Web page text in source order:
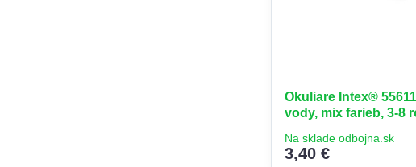
Okuliare Intex®
vody, mix farieb, 3-8
Na sklade odbojna.sk
3,40 €